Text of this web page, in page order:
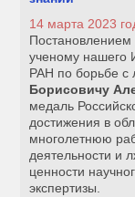
14 марта 2023
ученому нашего
РАН по борьбе с
Борисовичу
медаль
достижения в
многолетнюю
деятельности и
ценности
экспертизы.